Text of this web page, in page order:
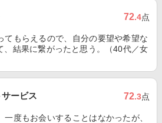
72.4点
てもらえるので、自分の要望や希望な
、結果に繋がったと思う。（40代／女
ービス 72.3点
度もお会いすることはなかったが、